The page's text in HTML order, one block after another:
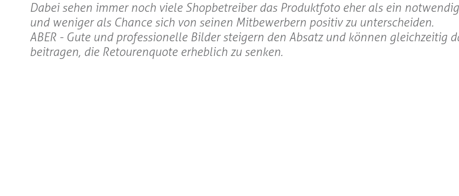
Dabei sehen immer noch viele Shopbetreiber das Produktfoto eher als ein
und weniger als Chance sich von seinen Mitbewerbern positiv zu unterscheiden.
ABER - Gute und professionelle Bilder steigern den Absatz und können gleichzeitig
beitragen, die Retourenquote erheblich zu senken.